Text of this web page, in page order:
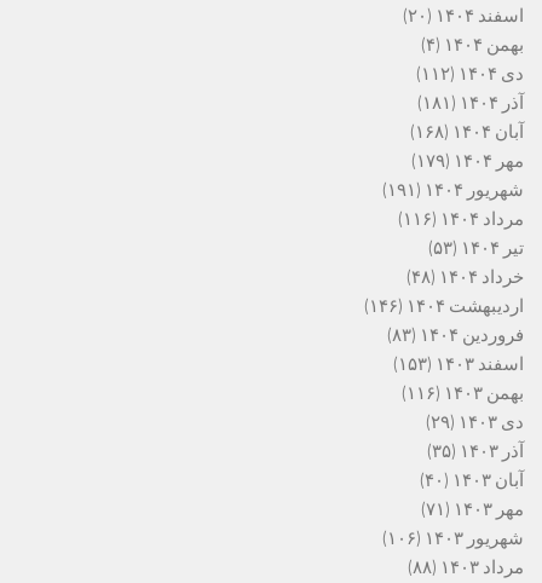
اسفند ۱۴۰۴
(۲۰)
بهمن ۱۴۰۴
(۴)
دی ۱۴۰۴
(۱۱۲)
آذر ۱۴۰۴
(۱۸۱)
آبان ۱۴۰۴
(۱۶۸)
مهر ۱۴۰۴
(۱۷۹)
شهریور ۱۴۰۴
(۱۹۱)
مرداد ۱۴۰۴
(۱۱۶)
تیر ۱۴۰۴
(۵۳)
خرداد ۱۴۰۴
(۴۸)
اردیبهشت ۱۴۰۴
(۱۴۶)
فروردین ۱۴۰۴
(۸۳)
اسفند ۱۴۰۳
(۱۵۳)
بهمن ۱۴۰۳
(۱۱۶)
دی ۱۴۰۳
(۲۹)
آذر ۱۴۰۳
(۳۵)
آبان ۱۴۰۳
(۴۰)
مهر ۱۴۰۳
(۷۱)
شهریور ۱۴۰۳
(۱۰۶)
مرداد ۱۴۰۳
(۸۸)